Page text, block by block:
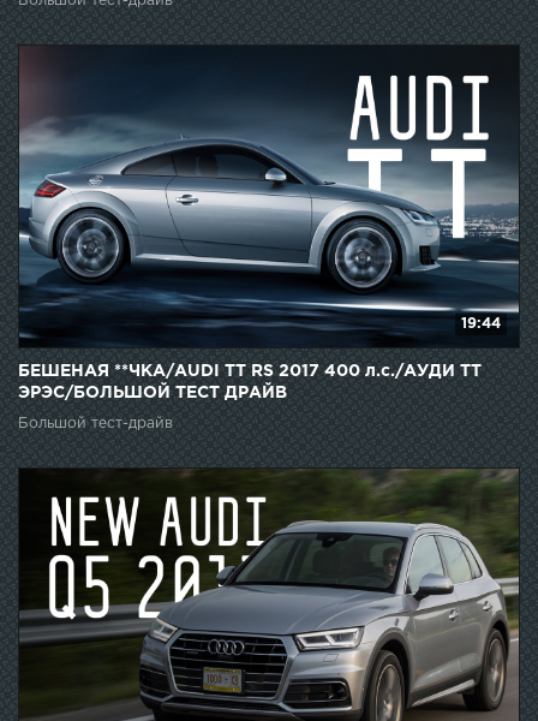
19:44
БЕШЕНАЯ **ЧКА/AUDI TT RS 2017 400 л.с./АУДИ ТТ
ЭРЭС/БОЛЬШОЙ ТЕСТ ДРАЙВ
Большой тест-драйв